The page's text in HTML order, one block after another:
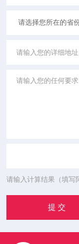
请输入计算结果（填写